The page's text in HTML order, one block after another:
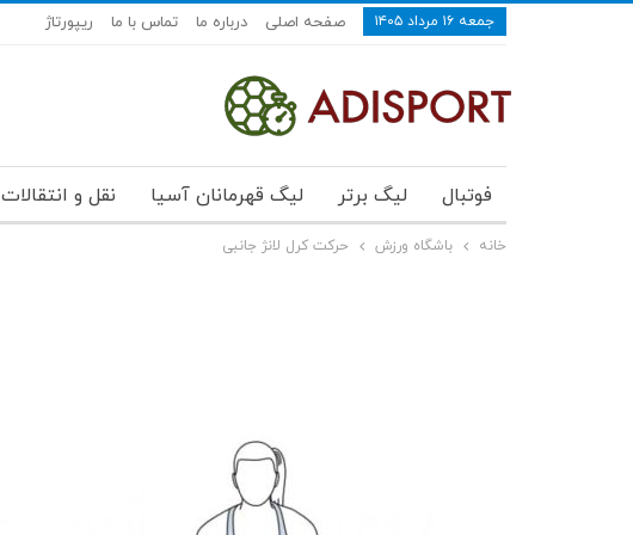
جمعه ۱۶ مرداد ۱۴۰۵ صفحه اصلی درباره ما تماس با ما ریپورتاژ
فوتبال لیگ برتر لیگ قهرمانان آسیا نقل و انتقالات
خانه باشگاه ورزش حرکت کرل لانژ جانبی